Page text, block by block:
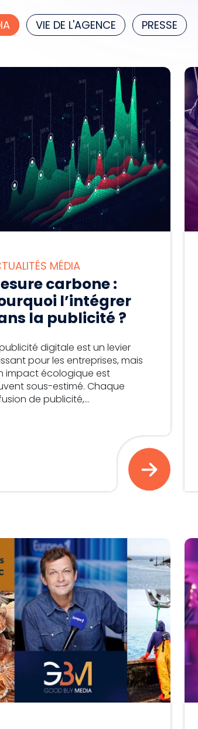
VIE DE L'AGENCE PRESSE
MÉDIA
carbone :
l’intégrer
la publicité ?
digitale est un levier
pour les entreprises, mais
impact écologique est
sous-estimé. Chaque
de publicité,...